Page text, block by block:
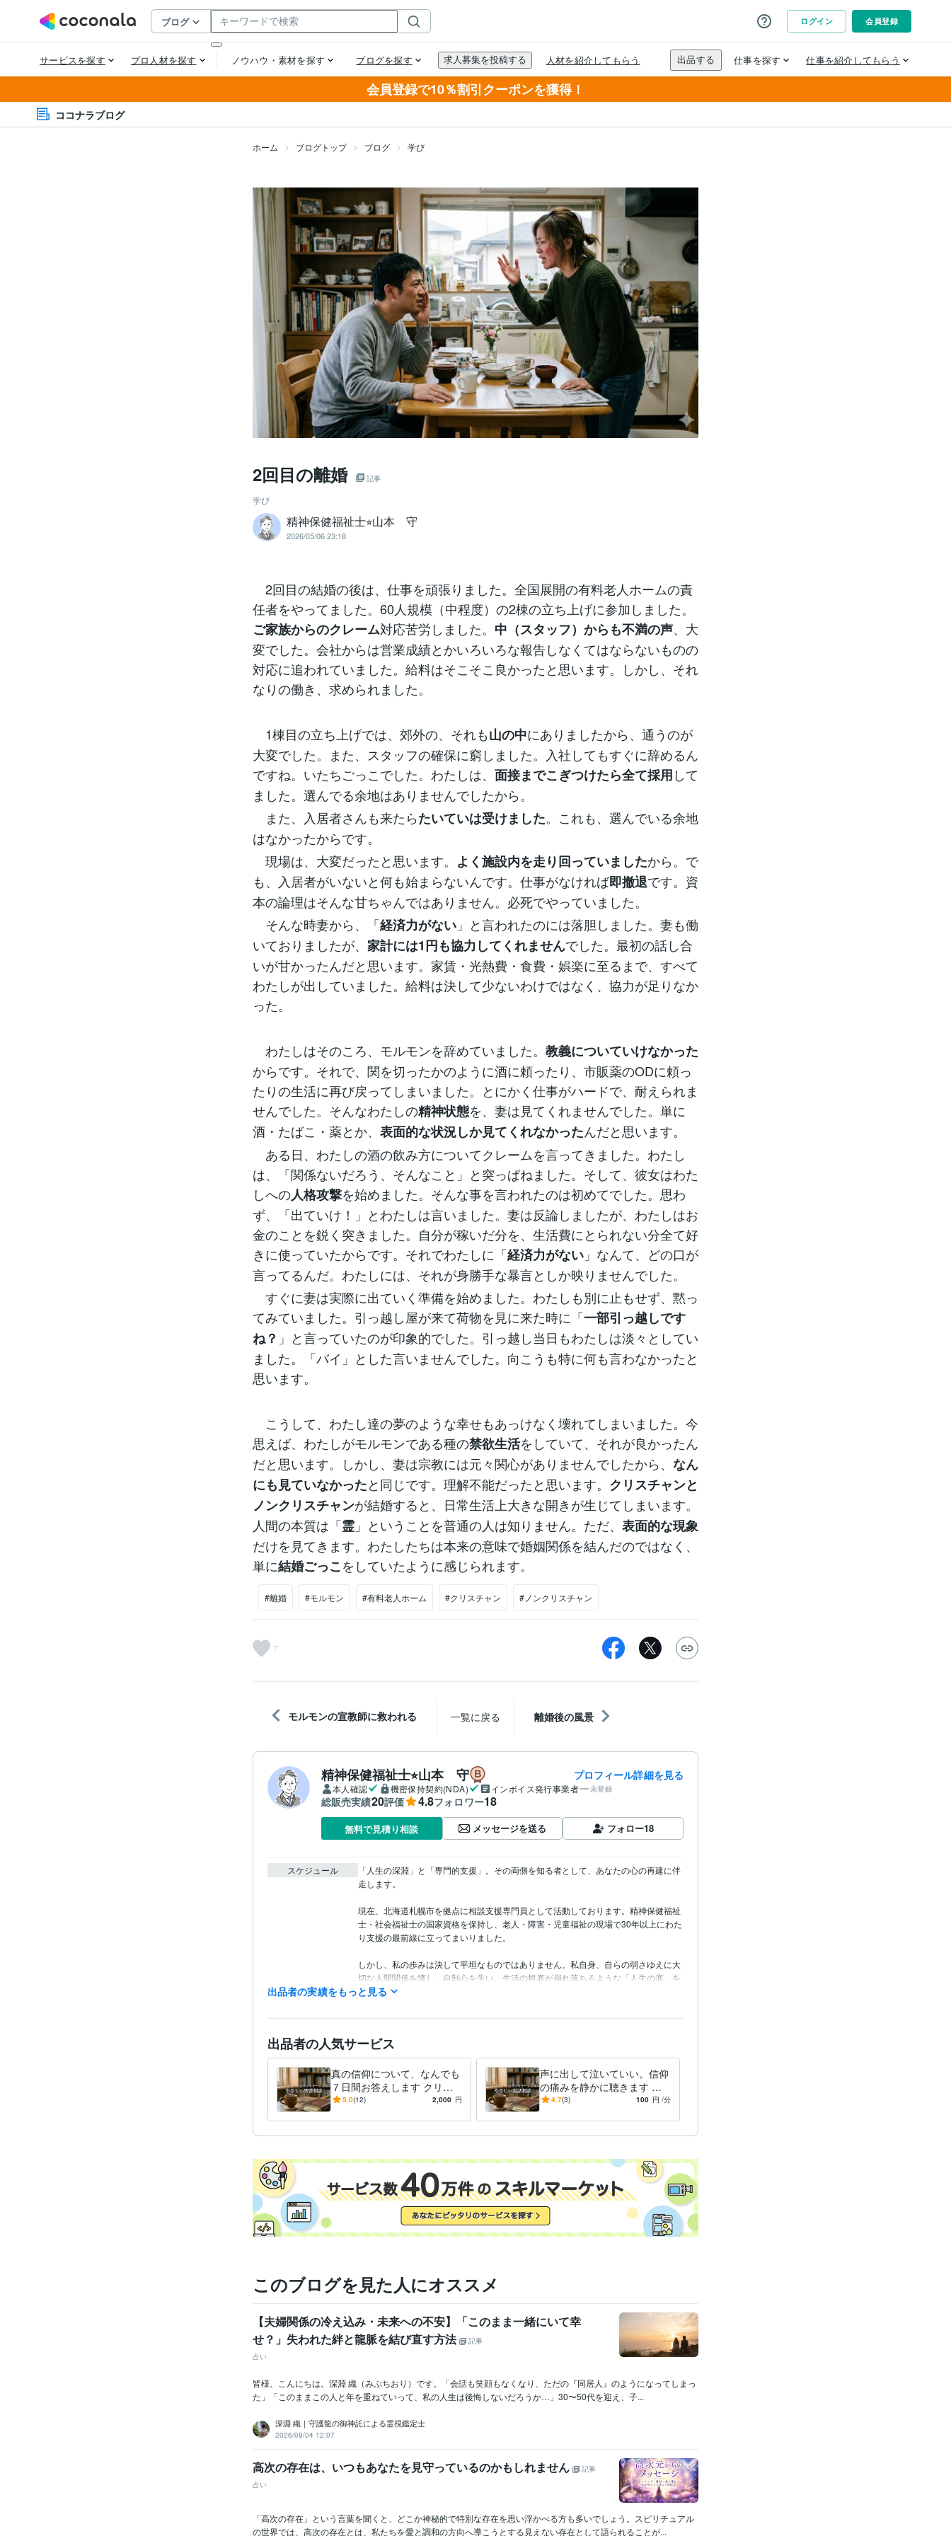
会員登録で10％割引クーポンを獲得！
ココナラブログ
ホーム ブログトップ ブログ 学び
2回目の離婚 記事
学び
精神保健福祉士⭐︎山本 守
2026/05/06 23:18
2回目の結婚の後は、仕事を頑張りました。全国展開の有料老人ホームの責
任者をやってました。60人規模（中程度）の2棟の立ち上げに参加しました。
ご家族からのクレーム対応苦労しました。 中（スタッフ）からも不満の声、大
変でした。会社からは営業成績とかいろいろな報告しなくてはならないものの
対応に追われていました。給料はそこそこ良かったと思います。しかし、それ
なりの働き、求められました。
1棟目の立ち上げでは、郊外の、それも山の中にありましたから、通うのが
大変でした。また、スタッフの確保に窮しました。入社してもすぐに辞めるん
ですね。いたちごっこでした。わたしは、 面接までこぎつけたら全て採用して
ました。選んでる余地はありませんでしたから。
また、入居者さんも来たらたいていは受けました。これも、選んでいる余地
はなかったからです。
現場は、大変だったと思います。 よく施設内を走り回っていましたから。で
も、入居者がいないと何も始まらないんです。仕事がなければ即撤退です。資
本の論理はそんな甘ちゃんではありません。必死でやっていました。
そんな時妻から、「経済力がない 」と言われたのには落胆しました。妻も働
いておりましたが、 家計には1円も協力してくれませんでした。最初の話し合
いが甘かったんだと思います。家賃・光熱費・食費・娯楽に至るまで、すべて
わたしが出していました。給料は決して少ないわけではなく、協力が足りなか
った。
わたしはそのころ、モルモンを辞めていました。 教義についていけなかった
からです。それで、関を切ったかのように酒に頼ったり、市販薬のODに頼っ
たりの生活に再び戻ってしまいました。とにかく仕事がハードで、耐えられま
せんでした。そんなわたしの精神状態を、妻は見てくれませんでした。単に
酒・たばこ・薬とか、 表面的な状況しか見てくれなかったんだと思います。
ある日、わたしの酒の飲み方についてクレームを言ってきました。わたし
は、「関係ないだろう、そんなこと」と突っぱねました。そして、彼女はわた
しへの人格攻撃を始めました。そんな事を言われたのは初めてでした。思わ
ず、「出ていけ！」とわたしは言いました。妻は反論しましたが、わたしはお
金のことを鋭く突きました。自分が稼いだ分を、生活費にとられない分全て好
きに使っていたからです。それでわたしに「経済力がない 」なんて、どの口が
言ってるんだ。わたしには、それが身勝手な暴言としか映りませんでした。
すぐに妻は実際に出ていく準備を始めました。わたしも別に止もせず、黙っ
てみていました。引っ越し屋が来て荷物を見に来た時に「一部引っ越しです
ね？ 」と言っていたのが印象的でした。引っ越し当日もわたしは淡々としてい
ました。「バイ」とした言いませんでした。向こうも特に何も言わなかったと
思います。
こうして、わたし達の夢のような幸せもあっけなく壊れてしまいました。今
思えば、わたしがモルモンである種の禁欲生活をしていて、それが良かったん
だと思います。しかし、妻は宗教には元々関心がありませんでしたから、 なん
にも見ていなかったと同じです。理解不能だったと思います。 クリスチャンと
ノンクリスチャンが結婚すると、日常生活上大きな開きが生じてしまいます。
人間の本質は「霊 」ということを普通の人は知りません。ただ、 表面的な現象
だけを見てきます。わたしたちは本来の意味で婚姻関係を結んだのではなく、
単に結婚ごっこをしていたように感じられます。
#離婚 #モルモン #有料老人ホーム #クリスチャン #ノンクリスチャン
7
モルモンの宣教師に救われる 一覧に戻る 離婚後の風景
精神保健福祉士⭐︎山本 守 プロフィール詳細を見る
本人確認 機密保持契約(NDA) インボイス発行事業者 未登録
総販売実績20評価 4.8フォロワー18
無料で見積り相談 メッセージを送る フォロー18
スケジュール
「人生の深淵」と「専門的支援」。その両側を知る者として、あなたの心の再建に伴
走します。
現在、北海道札幌市を拠点に相談支援専門員として活動しております。精神保健福祉
士・社会福祉士の国家資格を保持し、老人・障害・児童福祉の現場で30年以上にわた
り支援の最前線に立ってまいりました。
しかし、私の歩みは決して平坦なものではありません。私自身、自らの弱さゆえに大
切な人間関係を壊し、自制心を失い、生活の根底が崩れ落ちるような「人生の底」を
激しく経験しています。全てを失う絶望と、そこから這い上がるまでの孤独な苦闘を
書の叡智と、客観的な福祉の専門知の統合でした。現在は生活を立て直し、早朝の静
寂の中で研鑽を積みつつ、支援の死角をなくすため保育士試験への挑戦も続けていま
す。
私には凄惨な経験があるからこそ、あなたを上から目線で裁くことは絶対にありませ
ん。正論や教科書通りの助言では救われない極限状態があることを、誰よりも知って
いるからです。
この二つの視点で、あなたの絡み合った人生を解きほぐします。どのような泥臭い本
音も、そのままお聞かせください。必ず希望へ繋がる道筋を共に見つけ出します。
経験職種 クリエイター / ライター・編集 経験年数 : 3年
クリエイター / 作家 経験年数 : 10年
営業 / 個人営業 経験年数 : 10年
事務・ビジネスサポート / 事務（一般事務） 経験年数 : 30年
資格・検定 精神保健福祉士 取得年 : 2005年
介護福祉士 取得年 : 1993年
ビジネス・クリエイ
ティブツール
Excel:30年Word:30年弥生会計:2年
語学力 英語 日常会話レベル
出品者の実績をもっと見る
出品者の人気サービス
真の信仰について、なんでも
７日間お答えします クリス
チャン、無神論者、聖書に基
5.0(12) 2,000 円
声に出して泣いていい。信仰
の痛みを静かに聴きます 涙
や沈黙もそのままに。福祉の
4.7(3) 100 円 /分
このブログを見た人にオススメ
【夫婦関係の冷え込み・未来への不安】「このまま一緒にいて幸
せ？」失われた絆と龍脈を結び直す方法
記事
占い
皆様、こんにちは。深淵 織（みぶちおり）です。「会話も笑顔もなくなり、ただの『同居人』のようになってしまっ
た」「このままこの人と年を重ねていって、私の人生は後悔しないだろうか…」30〜50代を迎え、子...
深淵 織｜守護龍の御神託による霊視鑑定士
2026/08/04 12:07
高次の存在は、いつもあなたを見守っているのかもしれません
記事
占い
「高次の存在」という言葉を聞くと、どこか神秘的で特別な存在を思い浮かべる方も多いでしょう。スピリチュアル
の世界では、高次の存在とは、私たちを愛と調和の方向へ導こうとする見えない存在として語られることが...